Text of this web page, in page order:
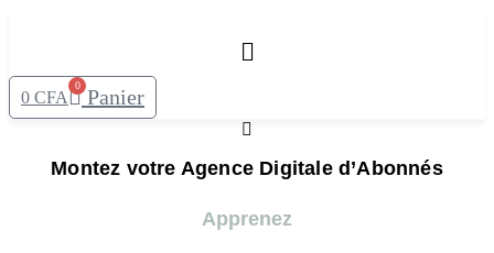
0 CFA
0 Panier
Montez votre Agence Digitale d’Abonnés
Apprenez